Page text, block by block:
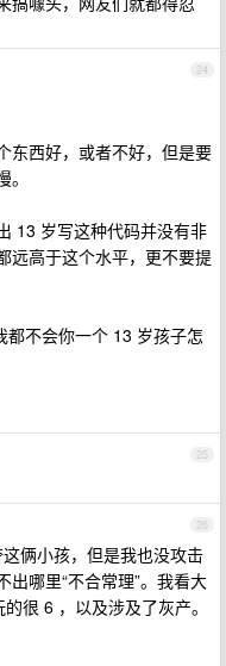
24
东西好，或者不好，但是要
13 岁写这种代码并没有非
远高于这个水平，更不要提
都不会你一个 13 岁孩子怎
25
26
俩小孩，但是我也没攻击
出哪里“不合常理”。我看大
很 6 ，以及涉及了灰产。